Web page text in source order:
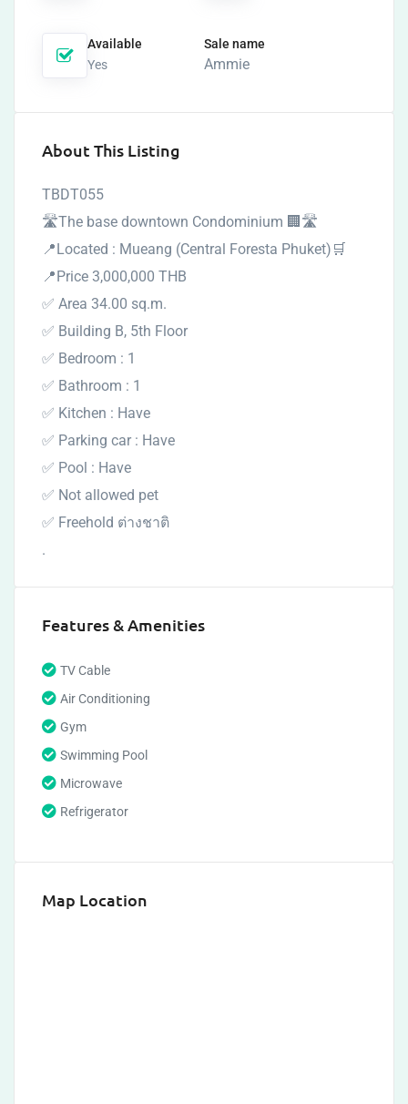
Available
Yes
Sale name
Ammie
About This Listing
TBDT055
🛣️The base downtown Condominium 🏢🛣️
📍Located : Mueang (Central Foresta Phuket)🛒
📍Price 3,000,000 THB
✅ Area 34.00 sq.m.
✅ Building B, 5th Floor
✅ Bedroom : 1
✅ Bathroom : 1
✅ Kitchen : Have
✅ Parking car : Have
✅ Pool : Have
✅ Not allowed pet
✅ Freehold ต่างชาติ
.
Features & Amenities
TV Cable
Air Conditioning
Gym
Swimming Pool
Microwave
Refrigerator
Map Location